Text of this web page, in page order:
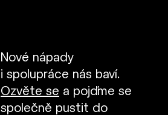
Nové nápady
i spolupráce nás baví.
Ozvěte se a pojďme se
společně pustit do